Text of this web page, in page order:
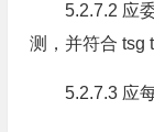
5.2.7.2 应
测，并符合 tsg
5.2.7.3 应